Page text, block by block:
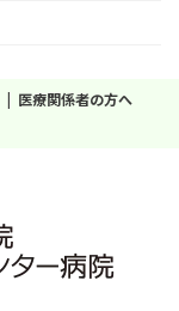
医療関係者の方へ